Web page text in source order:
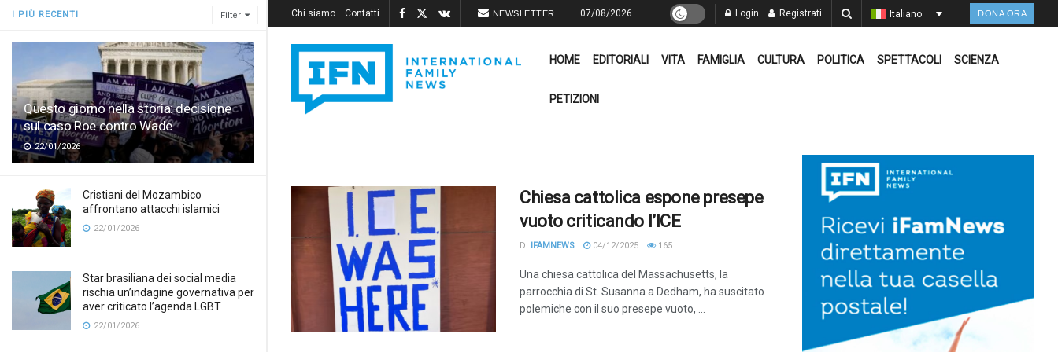
I PIÙ RECENTI Filter
Questo giorno nella storia: decisione
sul caso Roe contro Wade
22/01/2026
Cristiani del Mozambico
affrontano attacchi islamici
22/01/2026
Star brasiliana dei social media
rischia un’indagine governativa per
aver criticato l’agenda LGBT
22/01/2026
Chi siamo Contatti NEWSLETTER 07/08/2026 Login Registrati Italiano DONA ORA
HOME EDITORIALI VITA FAMIGLIA CULTURA POLITICA SPETTACOLI SCIENZA
PETIZIONI
Chiesa cattolica espone presepe
vuoto criticando l’ICE
DI IFAMNEWS 04/12/2025 165
Una chiesa cattolica del Massachusetts, la
parrocchia di St. Susanna a Dedham, ha suscitato
polemiche con il suo presepe vuoto, ...